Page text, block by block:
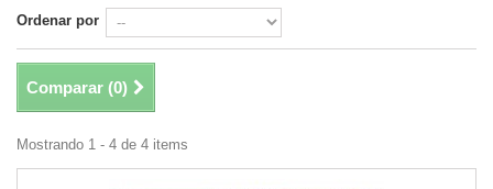
Ordenar por
Comparar (0)
Mostrando 1 - 4 de 4 items